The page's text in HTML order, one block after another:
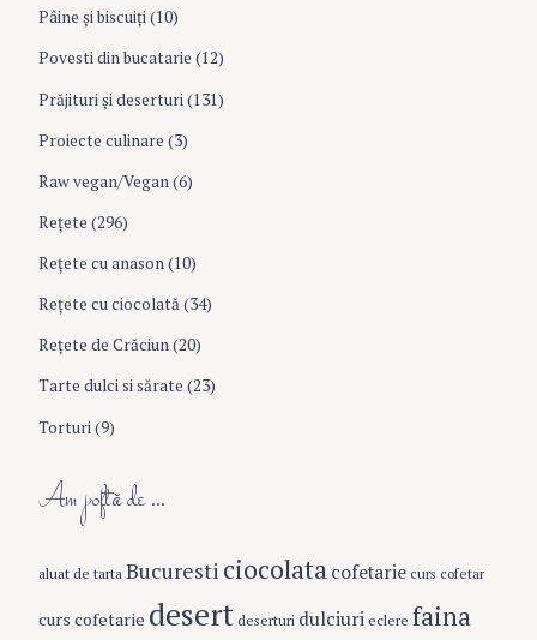
Pâine şi biscuiţi(10)
Povesti din bucatarie (12)
Prăjituri şi deserturi (131)
Proiecte culinare (3)
Raw vegan/Vegan(6)
Rețete (296)
Reţete cu anason(10)
Reţete cu ciocolată(34)
Reţete de Crăciun(20)
Tarte dulci si sărate (23)
Torturi (9)
Am poftă de …
aluat de tarta Bucuresti ciocolata cofetarie curs cofetar
curs cofetarie desert deserturi dulciuri eclere faina